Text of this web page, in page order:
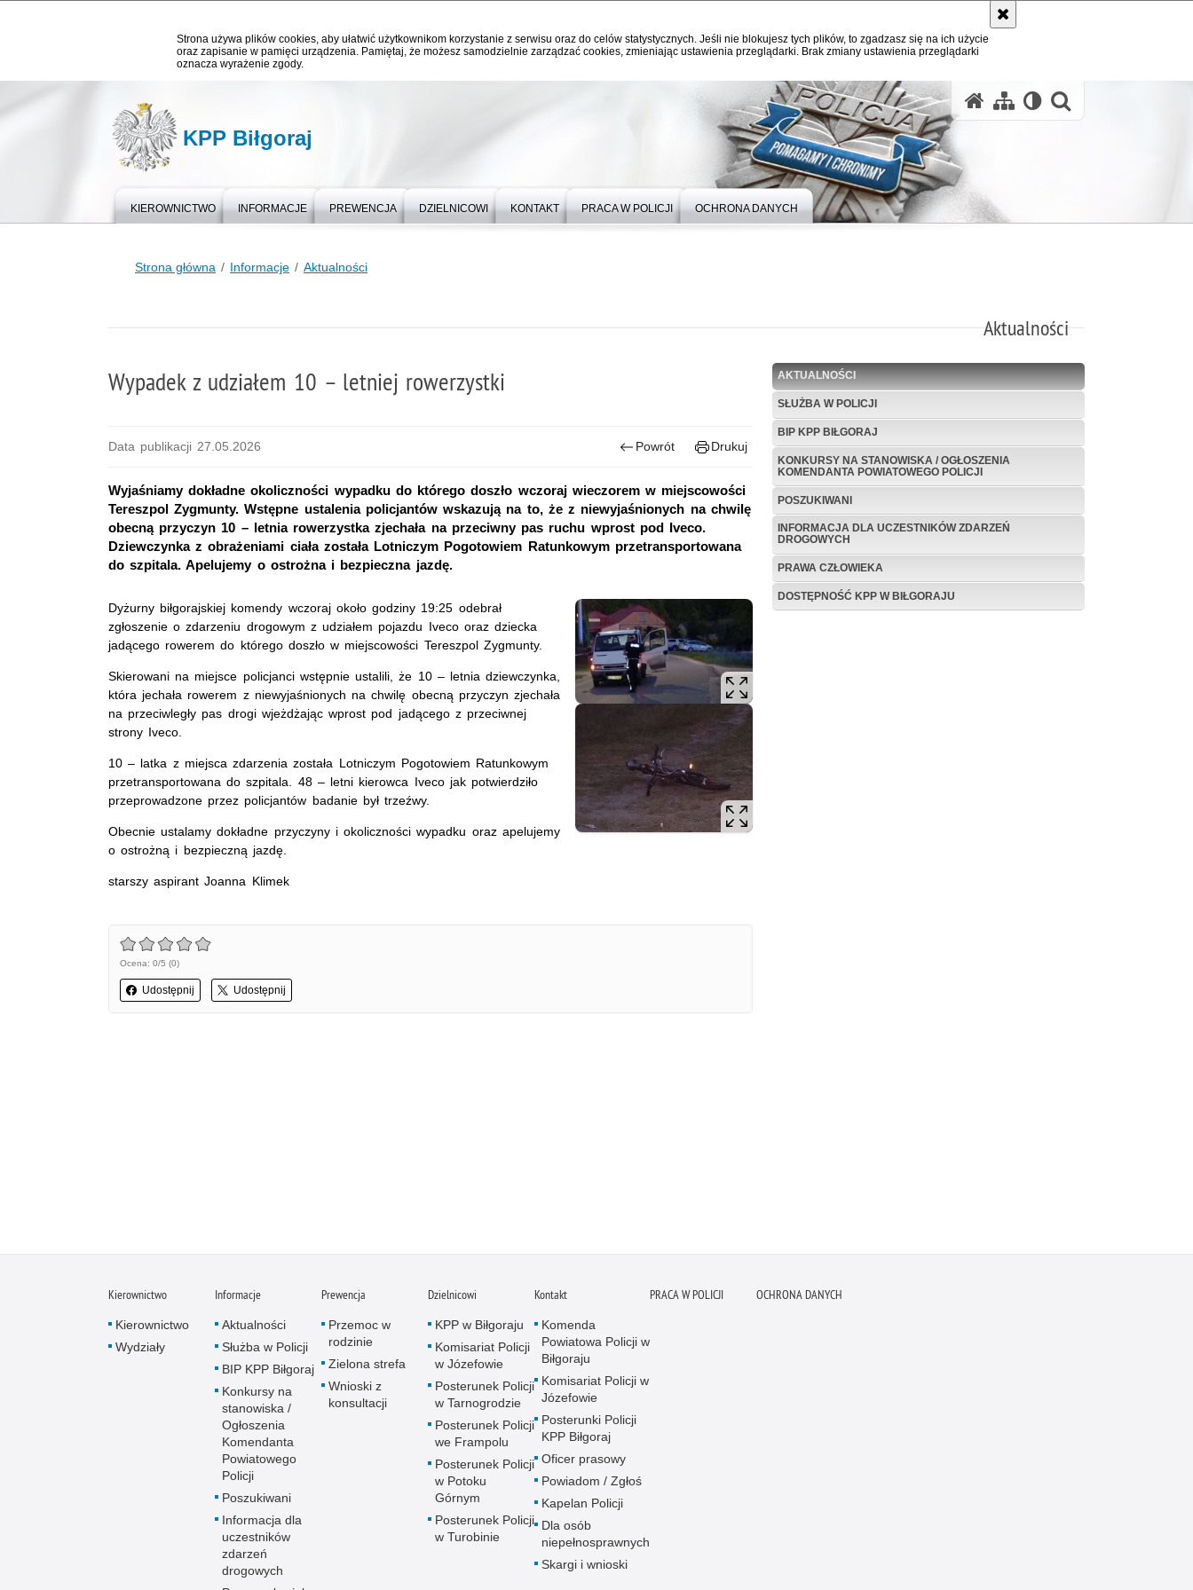
Strona używa plików cookies, aby ułatwić użytkownikom korzystanie z serwisu oraz do celów statystycznych. Jeśli nie blokujesz tych plików, to zgadzasz się na ich użycie
oraz zapisanie w pamięci urządzenia. Pamiętaj, że możesz samodzielnie zarządzać cookies, zmieniając ustawienia przeglądarki. Brak zmiany ustawienia przeglądarki
oznacza wyrażenie zgody.
KPP Biłgoraj
KIEROWNICTWO INFORMACJE PREWENCJA DZIELNICOWI KONTAKT PRACA W POLICJI OCHRONA DANYCH
Strona główna Informacje Aktualności
Aktualności
Wypadek z udziałem 10 – letniej rowerzystki
Data publikacji 27.05.2026 Powrót Drukuj
Wyjaśniamy dokładne okoliczności wypadku do którego doszło wczoraj wieczorem w miejscowości
Tereszpol Zygmunty. Wstępne ustalenia policjantów wskazują na to, że z niewyjaśnionych na chwilę
obecną przyczyn 10 – letnia rowerzystka zjechała na przeciwny pas ruchu wprost pod Iveco.
Dziewczynka z obrażeniami ciała została Lotniczym Pogotowiem Ratunkowym przetransportowana
do szpitala. Apelujemy o ostrożna i bezpieczna jazdę.
Dyżurny biłgorajskiej komendy wczoraj około godziny 19:25 odebrał
zgłoszenie o zdarzeniu drogowym z udziałem pojazdu Iveco oraz dziecka
jadącego rowerem do którego doszło w miejscowości Tereszpol Zygmunty.
Skierowani na miejsce policjanci wstępnie ustalili, że 10 – letnia dziewczynka,
która jechała rowerem z niewyjaśnionych na chwilę obecną przyczyn zjechała
na przeciwległy pas drogi wjeżdżając wprost pod jadącego z przeciwnej
strony Iveco.
10 – latka z miejsca zdarzenia została Lotniczym Pogotowiem Ratunkowym
przetransportowana do szpitala. 48 – letni kierowca Iveco jak potwierdziło
przeprowadzone przez policjantów badanie był trzeźwy.
Obecnie ustalamy dokładne przyczyny i okoliczności wypadku oraz apelujemy
o ostrożną i bezpieczną jazdę.
starszy aspirant Joanna Klimek
Ocena: 0/5 (0)
Udostępnij Udostępnij
AKTUALNOŚCI
SŁUŻBA W POLICJI
BIP KPP BIŁGORAJ
KONKURSY NA STANOWISKA / OGŁOSZENIA
KOMENDANTA POWIATOWEGO POLICJI
POSZUKIWANI
INFORMACJA DLA UCZESTNIKÓW ZDARZEŃ
DROGOWYCH
PRAWA CZŁOWIEKA
DOSTĘPNOŚĆ KPP W BIŁGORAJU
Kierownictwo
Kierownictwo
Wydziały
Informacje
Aktualności
Służba w Policji
BIP KPP Biłgoraj
Konkursy na
stanowiska /
Ogłoszenia
Komendanta
Powiatowego
Policji
Poszukiwani
Informacja dla
uczestników
zdarzeń
drogowych
Prewencja
Przemoc w
rodzinie
Zielona strefa
Wnioski z
konsultacji
Dzielnicowi
KPP w Biłgoraju
Komisariat Policji
w Józefowie
Posterunek Policji
w Tarnogrodzie
Posterunek Policji
we Frampolu
Posterunek Policji
w Potoku
Górnym
Posterunek Policji
w Turobinie
Kontakt
Komenda
Powiatowa Policji w
Biłgoraju
Komisariat Policji w
Józefowie
Posterunki Policji
KPP Biłgoraj
Oficer prasowy
Powiadom / Zgłoś
Kapelan Policji
Dla osób
niepełnosprawnych
Skargi i wnioski
PRACA W POLICJI OCHRONA DANYCH